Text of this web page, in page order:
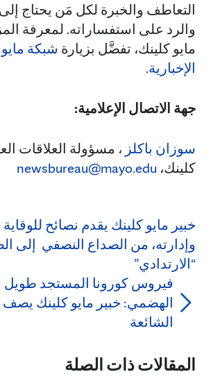
التعاطف والخبرة لكل مَن يحتاج
والرد على استفساراته. لمعرفة
مايو كلينك، تفضَّل بزيارة شبكة
الإخبارية.
جهة الاتصال الإعلامية:
سوزان باكلز ، مسؤولة العلاقات
كلينك، newsbureau@mayo.edu
خبير مايو كلينك يقدم نصائح
وإدارته، من الصداع النصفي إلى
“الارتدادي”
فيروس كورونا المستجد طويل
الهضمي: خبير مايو كلينك
الشائعة
المقالات ذات الصلة